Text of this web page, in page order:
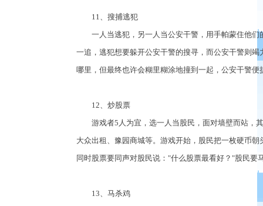
11、搜捕逃犯
一人当逃犯，另一人当公安干警，用手帕蒙住他们
一追，逃犯想要躲开公安干警的搜寻，而公安干警则
哪里，但最终也许会糊里糊涂地撞到一起，公安干警
12、炒股票
游戏者5人为宜，选一人当股民，面对墙壁而站，其
大众出租、豫园商城等。游戏开始，股民把一枚硬币
同时股票要同声对股民说："什么股票最看好？"股民
13、马杀鸡